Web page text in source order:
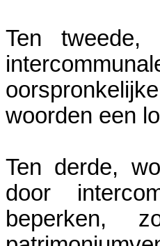
Ten tweede,
woorden een
Ten derde,
door
beperken,